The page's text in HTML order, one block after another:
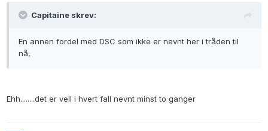
Capitaine skrev:
En annen fordel med DSC som ikke er nevnt her i tråden til
nå,
Ehh........det er vell i hvert fall nevnt minst to ganger